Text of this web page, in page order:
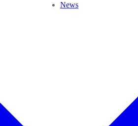
News